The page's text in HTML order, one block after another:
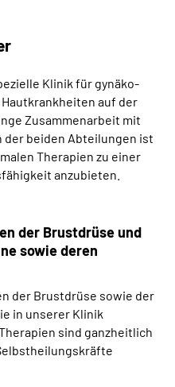
Klinik für gynäko-
auf der
Zusammenarbeit mit
der beiden Abteilungen ist
Therapien zu einer
anzubieten.
der Brustdrüse und
sowie deren
der Brustdrüse sowie der
in unserer Klinik
sind ganzheitlich